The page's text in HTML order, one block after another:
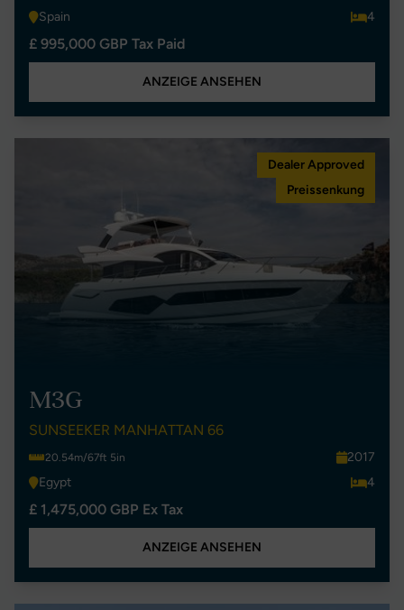
Spain
4
£ 995,000 GBP Tax Paid
ANZEIGE ANSEHEN
Dealer Approved
Preissenkung
M3G
SUNSEEKER MANHATTAN 66
20.54m/67ft 5in
2017
Egypt
4
£ 1,475,000 GBP Ex Tax
ANZEIGE ANSEHEN